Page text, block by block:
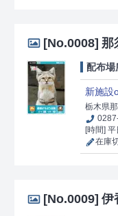
[No.0008] 那
配布場
新施設
栃木県
[時間]
在庫
[No.0009] 伊